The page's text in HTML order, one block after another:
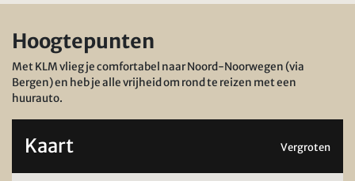
Hoogtepunten
Met KLM vlieg je comfortabel naar Noord-Noorwegen (via
Bergen) en heb je alle vrijheid om rond te reizen met een
huurauto.
Kaart Vergroten